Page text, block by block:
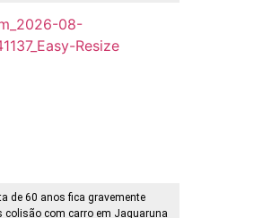
de 60 anos fica gravemente
colisão com carro em Jaguaruna